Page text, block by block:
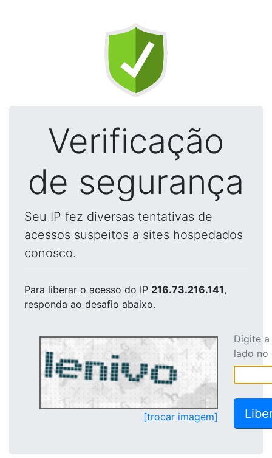
Verificação
de segurança
Seu IP fez diversas tentativas de
acessos suspeitos a sites hospedados
conosco.
Para liberar o acesso do IP 216.73.216.141,
responda ao desafio abaixo.
[trocar imagem]
Digite
lado no